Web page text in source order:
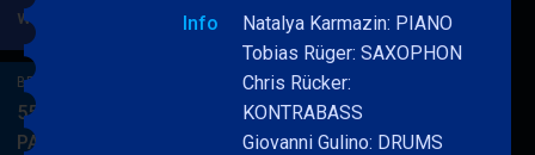
wunderbare Musik
MEHR
BERRY
BLUE
BAND
BERRY BLUE & BAND
55. JAZZ Matinee in den
PARKSIDE STUDIOS
Info
Natalya Karmazin: PIANO
Tobias Rüger: SAXOPHON
Chris Rücker:
KONTRABASS
Giovanni Gulino: DRUMS